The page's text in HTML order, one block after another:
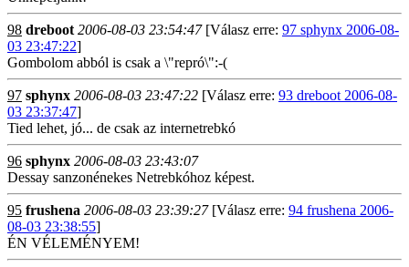
98 dreboot 2006-08-03 23:54:47[Válasz erre: 97 sphynx 2006-08-
03 23:47:22]
Gombolom abból is csak a \"repró\":-(
97 sphynx 2006-08-03 23:47:22 [Válasz erre: 93 dreboot 2006-08-
03 23:37:47]
Tied lehet, jó... de csak az internetrebkó
96 sphynx 2006-08-03 23:43:07
Dessay sanzonénekes Netrebkóhoz képest.
95 frushena 2006-08-03 23:39:27[Válasz erre: 94 frushena 2006-
08-03 23:38:55]
ÉN VÉLEMÉNYEM!